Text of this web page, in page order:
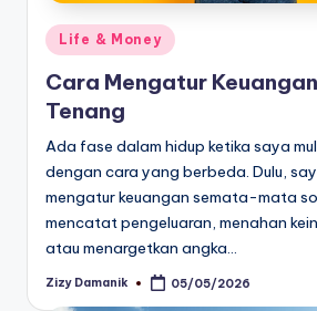
Posted
in
Life & Money
Cara Mengatur
Tenang
Ada fase dalam hidup ketika saya
dengan cara yang berbeda. Dulu,
mengatur keuangan semata-mata
mencatat pengeluaran, menahan
atau menargetkan angka…
Posted
Zizy Damanik 05/05/2026